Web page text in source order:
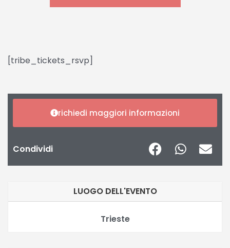
[tribe_tickets_rsvp]
richiedi maggiori informazioni
Condividi
LUOGO DELL'EVENTO
Trieste